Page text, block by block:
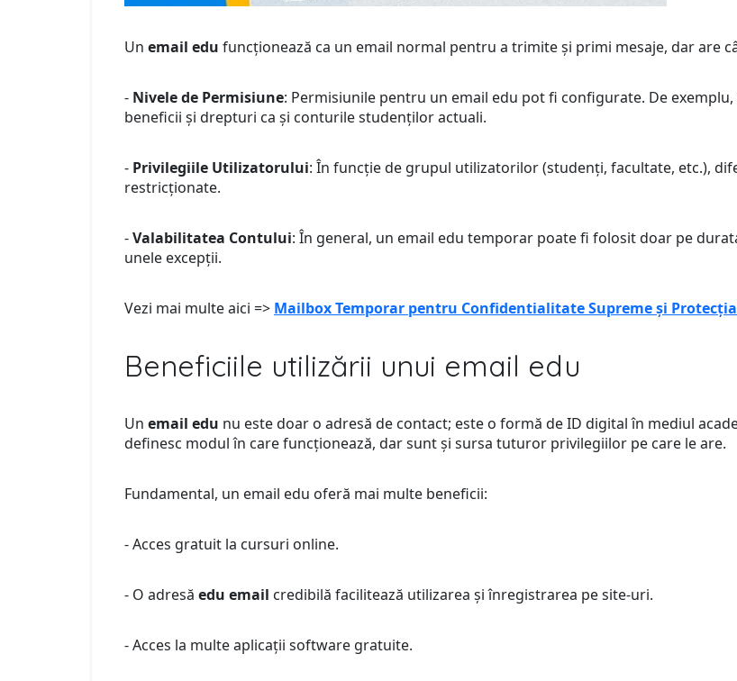
Un email edu funcționează ca un email normal pentru a trimite și primi mesaje, dar are
- Nivele de Permisiune: Permisiunile pentru un email edu pot fi configurate. De
beneficii și drepturi ca și conturile studenților actuali.
- Privilegiile Utilizatorului: În funcție de grupul utilizatorilor (studenți, facultate, etc.),
restricționate.
-Valabilitatea Contului: În general, un email edu temporar poate fi folosit doar pe
unele excepții.
Vezi mai multe aici => Mailbox Temporar pentru Confidentialitate Supreme și
Beneficiile utilizării unui email edu
Un email edu nu este doar o adresă de contact; este o formă de ID digital în mediul
definesc modul în care funcționează, dar sunt și sursa tuturor privilegiilor pe care le are.
Fundamental, un email edu oferă mai multe beneficii:
- Acces gratuit la cursuri online.
- O adresă edu email credibilă facilitează utilizarea și înregistrarea pe site-uri.
- Acces la multe aplicații software gratuite.